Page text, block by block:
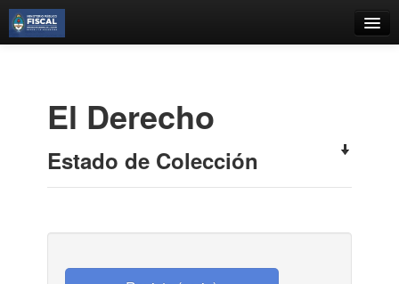
Estantes Virtuales
El Derecho
Estado de Colección